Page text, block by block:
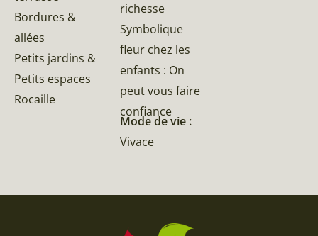
Bordures &
allées
Petits jardins &
Petits espaces
Rocaille
richesse
Symbolique
fleur chez les
enfants : On
peut vous faire
confiance
Mode de vie :
Vivace